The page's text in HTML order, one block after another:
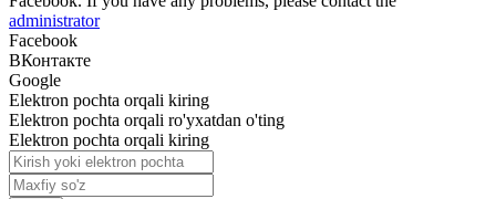
administrator
Facebook
ВКонтакте
Google
Elektron pochta orqali kiring
Elektron pochta orqali ro'yxatdan o'ting
Elektron pochta orqali kiring